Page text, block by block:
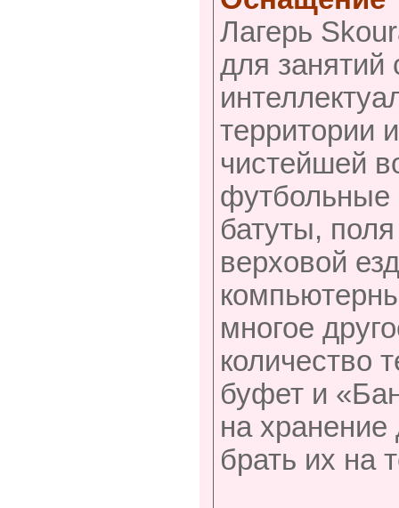
Лагерь
для занятий
территории
чистейшей
футбольные
батуты,
верховой
многое
количество
буфет и
на хранение
брать их на